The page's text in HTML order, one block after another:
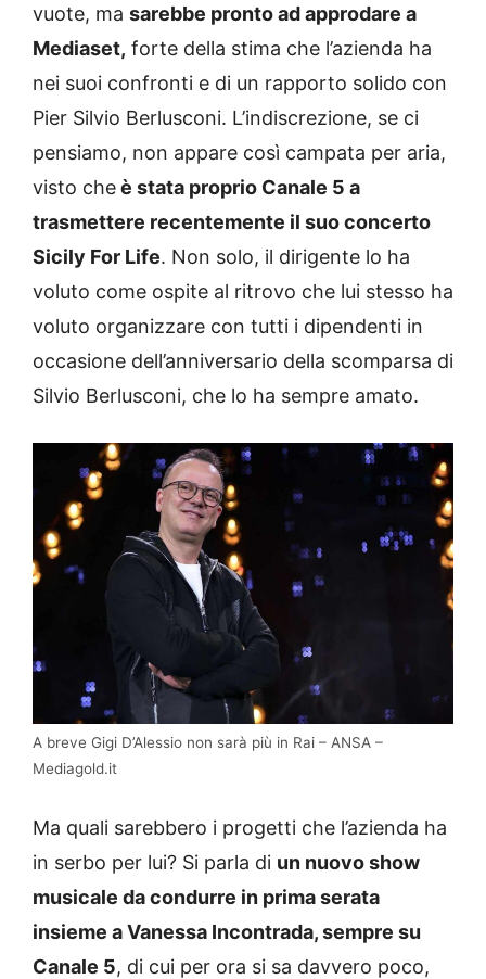
vuote, ma sarebbe pronto ad approdare a
Mediaset, forte della stima che l’azienda ha
nei suoi confronti e di un rapporto solido con
Pier Silvio Berlusconi. L’indiscrezione, se ci
pensiamo, non appare così campata per aria,
visto cheè stata proprio Canale 5 a
trasmettere recentemente il suo concerto
Sicily For Life. Non solo, il dirigente lo ha
voluto come ospite al ritrovo che lui stesso ha
voluto organizzare con tutti i dipendenti in
occasione dell’anniversario della scomparsa di
Silvio Berlusconi, che lo ha sempre amato.
A breve Gigi D’Alessio non sarà più in Rai – ANSA –
Mediagold.it
Ma quali sarebbero i progetti che l’azienda ha
in serbo per lui? Si parla di un nuovo show
musicale da condurre in prima serata
insieme a Vanessa Incontrada, sempre su
Canale 5, di cui per ora si sa davvero poco,